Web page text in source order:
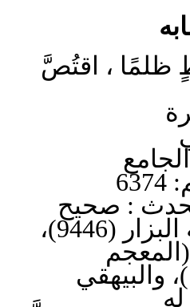
، اقتُصَّ
: صحيح
التخريج : أخرجه البزار (9446)،
الأوسط)) (1445)، والبيهقي